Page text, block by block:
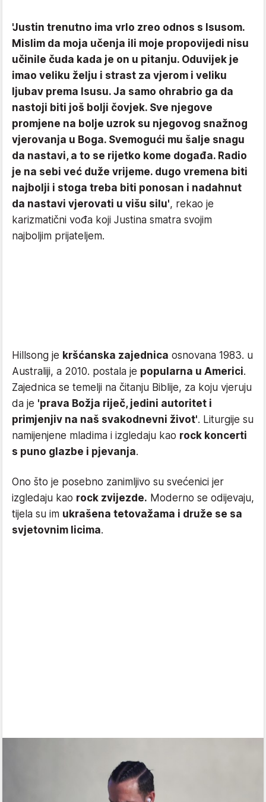
'Justin trenutno ima vrlo zreo odnos s Isusom.
Mislim da moja učenja ili moje propovijedi nisu
učinile čuda kada je on u pitanju. Oduvijek je
imao veliku želju i strast za vjerom i veliku
ljubav prema Isusu. Ja samo ohrabrio ga da
nastoji biti još bolji čovjek. Sve njegove
promjene na bolje uzrok su njegovog snažnog
vjerovanja u Boga. Svemogući mu šalje snagu
da nastavi, a to se rijetko kome događa. Radio
je na sebi već duže vrijeme. dugo vremena biti
najbolji i stoga treba biti ponosan i nadahnut
da nastavi vjerovati u višu silu', rekao je
karizmatični vođa koji Justina smatra svojim
najboljim prijateljem.
Hillsong je kršćanska zajednica osnovana 1983. u
Australiji, a 2010. postala je popularna u Americi.
Zajednica se temelji na čitanju Biblije, za koju vjeruju
da je 'prava Božja riječ, jedini autoritet i
primjenjiv na naš svakodnevni život'. Liturgije su
namijenjene mladima i izgledaju kao rock koncerti
s puno glazbe i pjevanja.
Ono što je posebno zanimljivo su svećenici jer
izgledaju kao rock zvijezde. Moderno se odijevaju,
tijela su im ukrašena tetovažama i druže se sa
svjetovnim licima.